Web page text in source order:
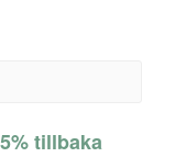
tillbaka